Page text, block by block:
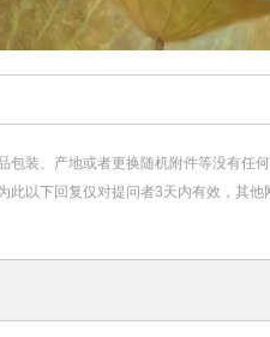
包装、产地或者更换随机附件等没有任
此以下回复仅对提问者3天内有效，其